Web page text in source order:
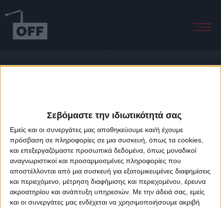
Σεβόμαστε την ιδιωτικότητά σας
Εμείς και οι συνεργάτες μας αποθηκεύουμε και/ή έχουμε
πρόσβαση σε πληροφορίες σε μια συσκευή, όπως τα cookies,
και επεξεργαζόμαστε προσωπικά δεδομένα, όπως μοναδικοί
αναγνωριστικοί και προσαρμοσμένες πληροφορίες που
αποστέλλονται από μια συσκευή για εξατομικευμένες διαφημίσεις
και περιεχόμενο, μέτρηση διαφήμισης και περιεχομένου, έρευνα
ακροατηρίου και ανάπτυξη υπηρεσιών. Με την άδειά σας, εμείς
και οι συνεργάτες μας ενδέχεται να χρησιμοποιήσουμε ακριβή
About Offradio Business Class Terms & Conditions
Privacy Policy
Designed & developed byporcupine colors&Fotis Alexandrou